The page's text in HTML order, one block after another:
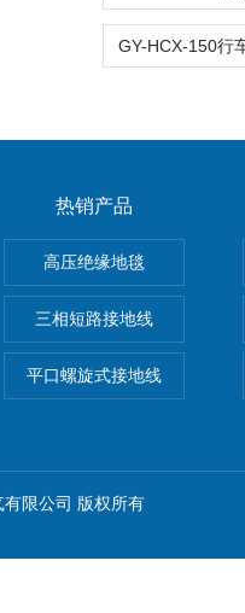
热销产品
高压绝缘地毯
三相短路接地线
平口螺旋式接地线
限公司 版权所有